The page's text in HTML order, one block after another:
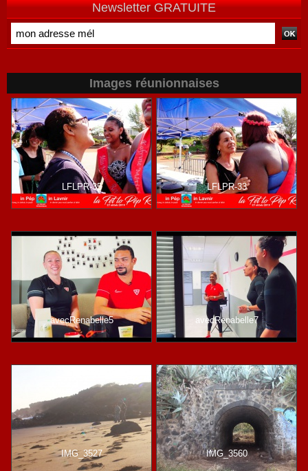
Newsletter GRATUITE
Images réunionnaises
LFLPR-35 LFLPR-33
avecRenabelle5 avecRenabelle7
IMG_3527 IMG_3560